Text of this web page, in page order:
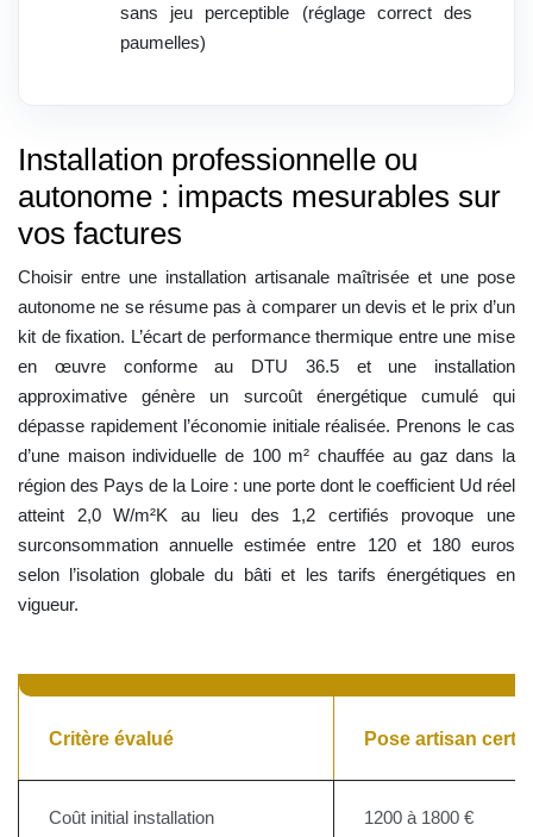
sans jeu perceptible (réglage correct des
paumelles)
Installation professionnelle ou
autonome : impacts mesurables sur
vos factures
Choisir entre une installation artisanale maîtrisée et une pose
autonome ne se résume pas à comparer un devis et le prix d’un
kit de fixation. L’écart de performance thermique entre une mise
en œuvre conforme au DTU 36.5 et une installation
approximative génère un surcoût énergétique cumulé qui
dépasse rapidement l’économie initiale réalisée. Prenons le cas
d’une maison individuelle de 100 m² chauffée au gaz dans la
région des Pays de la Loire : une porte dont le coefficient Ud réel
atteint 2,0 W/m²K au lieu des 1,2 certifiés provoque une
surconsommation annuelle estimée entre 120 et 180 euros
selon l’isolation globale du bâti et les tarifs énergétiques en
vigueur.
Critère évalué Pose artisan
Coût initial installation 1200 à 1800 €